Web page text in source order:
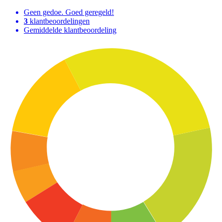
Geen gedoe. Goed geregeld!
3 klantbeoordelingen
Gemiddelde klantbeoordeling